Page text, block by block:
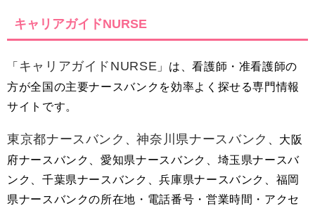
キャリアガイドNURSE
「 キャリアガイドNURSE 」は、看護師・准看護師の
方が全国の主要ナースバンクを効率よく探せる専門情報
サイトです。
東京都ナースバンク 、神奈川県ナースバンク
、大阪
府ナースバンク、愛知県ナースバンク、埼玉県ナースバ
ンク、千葉県ナースバンク、兵庫県ナースバンク、福岡
県ナースバンクの所在地・電話番号・営業時間・アクセ